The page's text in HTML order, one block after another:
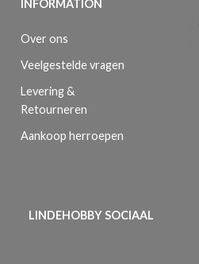
INFORMATION
Over ons
Veelgestelde vragen
Levering &
Retourneren
Aankoop herroepen
LINDEHOBBY SOCIAAL